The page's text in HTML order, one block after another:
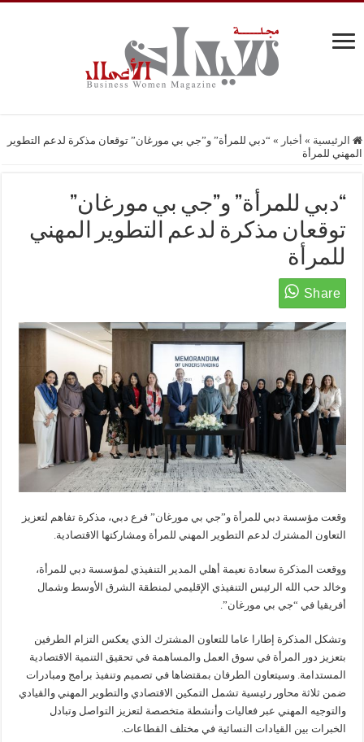
الرئيسية » أخبار » “دبي للمرأة” و”جي بي مورغان” توقعان مذكرة لدعم التطوير
المهني للمرأة
“دبي للمرأة” و”جي بي مورغان”
توقعان مذكرة لدعم التطوير المهني
للمرأة
وقعت مؤسسة دبي للمرأة و”جي بي مورغان” فرع دبي، مذكرة تفاهم لتعزيز
التعاون المشترك لدعم التطوير المهني للمرأة ومشاركتها الاقتصادية.
ووقعت المذكرة سعادة نعيمة أهلي المدير التنفيذي لمؤسسة دبي للمرأة،
وخالد حب الله الرئيس التنفيذي الإقليمي لمنطقة الشرق الأوسط وشمال
أفريقيا في “جي بي مورغان”.
وتشكل المذكرة إطارا عاما للتعاون المشترك الذي يعكس التزام الطرفين
بتعزيز دور المرأة في سوق العمل والمساهمة في تحقيق التنمية الاقتصادية
المستدامة. وسيتعاون الطرفان بمقتضاها في تصميم وتنفيذ برامج ومبادرات
ضمن ثلاثة محاور رئيسية تشمل التمكين الاقتصادي والتطوير المهني والقيادي
والتوجيه المهني عبر فعاليات وأنشطة متخصصة لتعزيز التواصل وتبادل
الخبرات بين القيادات النسائية في مختلف القطاعات.